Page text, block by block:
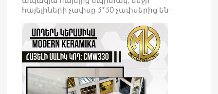
հայելիների չափսը 3*30 չափսերից են: